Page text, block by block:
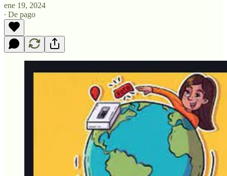
ene 19, 2024
∙ De pago